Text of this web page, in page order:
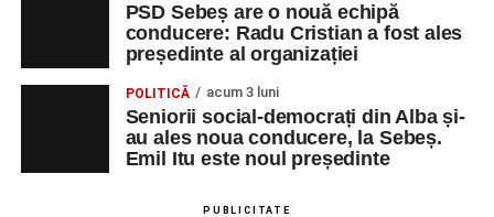
„O mare familie, o comunitate pentru trup, minte și suflet,
un mod de a lua o gură de aer într-un bombardament
„Voi merge acasă cu gândul că educația și nu numai are
la bază doi piloni: OMUL SFINȚEȘTE LOCUL și VORBA
DULCE MULT ADUCE. De la elev până la părinte și mai
PSD Sebeș are o nouă echipă
conducere: Radu Cristian a fost ales
președinte al organizației
POLITICĂ acum 3 luni
Seniorii social-democrați din Alba și-
au ales noua conducere, la Sebeș.
Emil Itu este noul președinte
PUBLICITATE